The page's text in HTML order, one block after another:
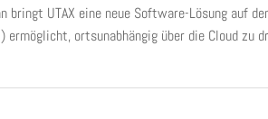
bringt UTAX eine neue Software-Lösung auf
ortsunabhängig über die Cloud zu